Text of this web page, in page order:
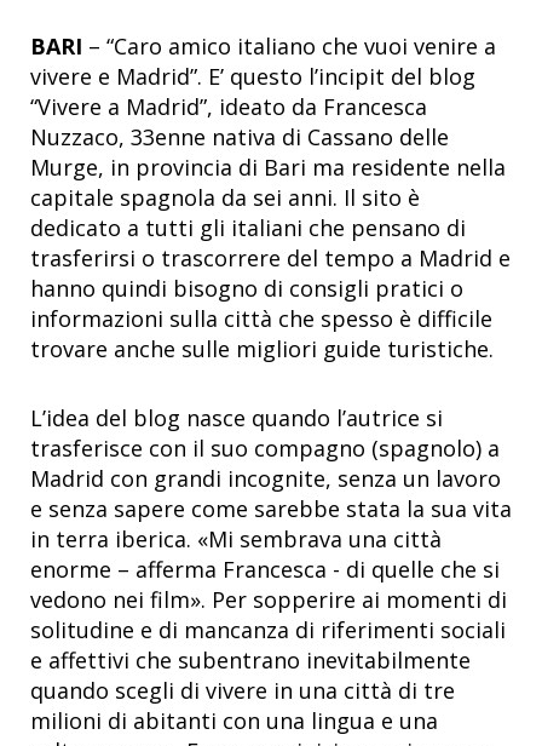
BARI – “Caro amico italiano che vuoi venire a
vivere e Madrid”. E’ questo l’incipit del blog
“Vivere a Madrid”, ideato da Francesca
Nuzzaco, 33enne nativa di Cassano delle
Murge, in provincia di Bari ma residente nella
capitale spagnola da sei anni. Il sito è
dedicato a tutti gli italiani che pensano di
trasferirsi o trascorrere del tempo a Madrid e
hanno quindi bisogno di consigli pratici o
informazioni sulla città che spesso è difficile
trovare anche sulle migliori guide turistiche.
L’idea del blog nasce quando l’autrice si
trasferisce con il suo compagno (spagnolo) a
Madrid con grandi incognite, senza un lavoro
e senza sapere come sarebbe stata la sua vita
in terra iberica. «Mi sembrava una città
enorme – afferma Francesca - di quelle che si
vedono nei film». Per sopperire ai momenti di
solitudine e di mancanza di riferimenti sociali
e affettivi che subentrano inevitabilmente
quando scegli di vivere in una città di tre
milioni di abitanti con una lingua e una